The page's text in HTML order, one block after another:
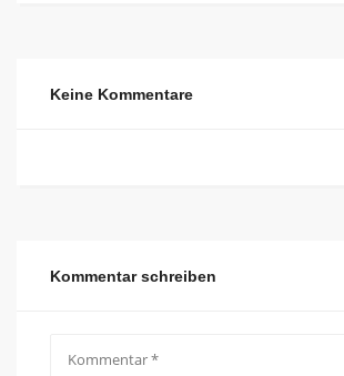
Keine Kommentare
Kommentar schreiben